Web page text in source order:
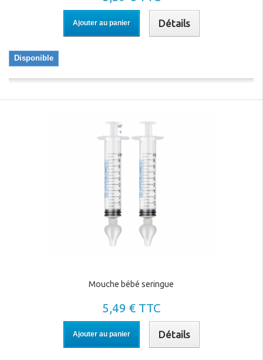
Découvrez notre gamme dédiée à l’univers de bébé et offrez-lui le
meilleur dès ses premiers jours. Commandez dès maintenant et
profitez d’une livraison rapide.
Ajouter au panier Détails
Disponible
Mouche bébé seringue
5,49 € TTC
Ajouter au panier Détails